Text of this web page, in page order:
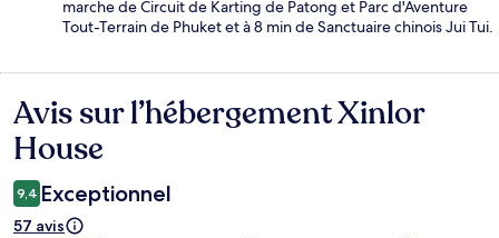
marche de Circuit de Karting de Patong et Parc d'Aventure
Tout-Terrain de Phuket et à 8 min de Sanctuaire chinois Jui Tui.
Avis
Avis sur l’hébergement Xinlor
House
9,4 Exceptionnel
57 avis